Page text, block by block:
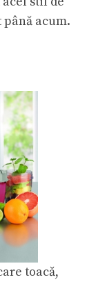
acum.
toacă,